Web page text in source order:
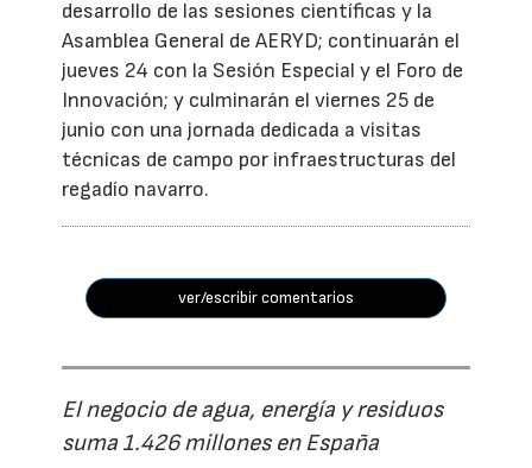
desarrollo de las sesiones científicas y la
Asamblea General de AERYD; continuarán el
jueves 24 con la Sesión Especial y el Foro de
Innovación; y culminarán el viernes 25 de
junio con una jornada dedicada a visitas
técnicas de campo por infraestructuras del
regadío navarro.
ver/escribir comentarios
El negocio de agua, energía y residuos
suma 1.426 millones en España